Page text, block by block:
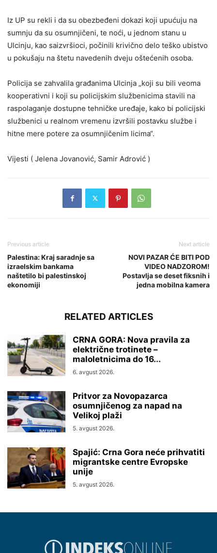
Iz UP su rekli i da su obezbeđeni dokazi koji upućuju na
sumnju da su osumnjičeni, te noći, u jednom stanu u
Ulcinju, kao saizvršioci, počinili krivično delo teško ubistvo
u pokušaju na štetu navedenih dveju oštećenih osoba.
Policija se zahvalila građanima Ulcinja „koji su bili veoma
kooperativni i koji su policijskim službenicima stavili na
raspolaganje dostupne tehničke uređaje, kako bi policijski
službenici u realnom vremenu izvršili postavku službe i
hitne mere potere za osumnjičenim licima“.
Vijesti ( Jelena Jovanović, Samir Adrović )
Previous article
Palestina: Kraj saradnje sa
izraelskim bankama
naštetilo bi palestinskoj
ekonomiji
Next article
NOVI PAZAR ĆE BITI POD
VIDEO NADZOROM!
Postavlja se deset fiksnih i
jedna mobilna kamera
RELATED ARTICLES
CRNA GORA: Nova pravila za
električne trotinete –
maloletnicima do 16...
6. avgust 2026.
Pritvor za Novopazarca
osumnjičenog za napad na
Velikoj plaži
5. avgust 2026.
Spajić: Crna Gora neće prihvatiti
migrantske centre Evropske
unije
5. avgust 2026.